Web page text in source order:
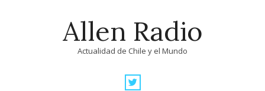
Allen Radio
Actualidad de Chile y el Mundo